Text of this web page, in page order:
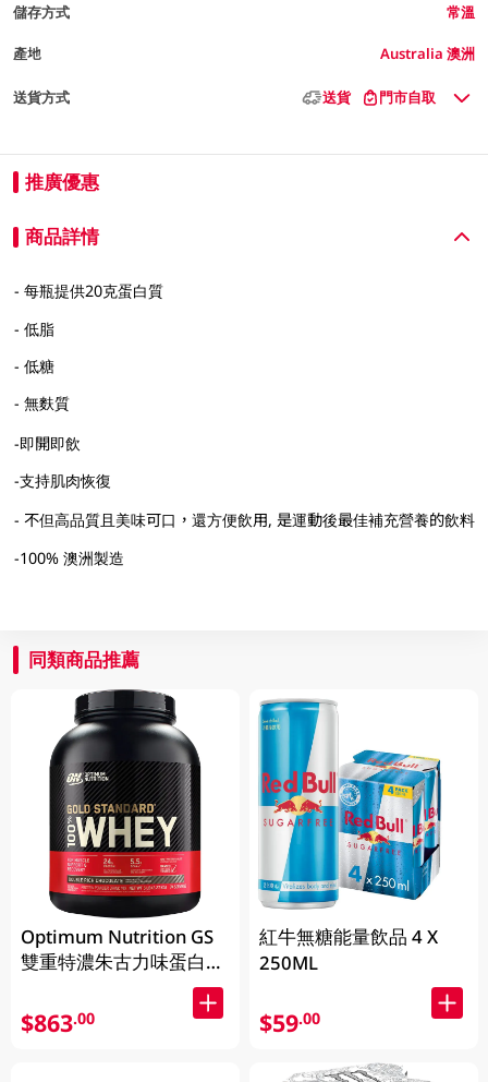
儲存方式 常溫
產地 Australia 澳洲
送貨方式 送貨 門市自取
推廣優惠
商品詳情
- 每瓶提供20克蛋白質
- 低脂
- 低糖
- 無麩質
-即開即飲
-支持肌肉恢復
- 不但高品質且美味可口，還方便飲用, 是運動後最佳補充營養的飲料
-100% 澳洲製造
同類商品推薦
Optimum Nutrition GS
雙重特濃朱古力味蛋白粉
$863.00
紅牛無糖能量飲品 4 X
250ML
$59.00